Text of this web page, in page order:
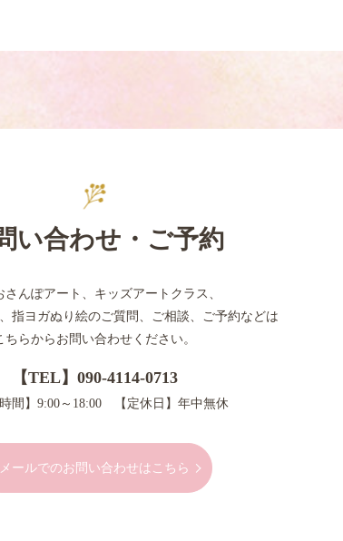
い合わせ・ご予約
さんぽアート、キッズアートクラス、
指ヨガぬり絵のご質問、ご相談、ご予約などは
ちらからお問い合わせください。
【TEL】 090-4114-0713
時間】9:00～18:00 【定休日】年中無休
メールでのお問い合わせはこちら